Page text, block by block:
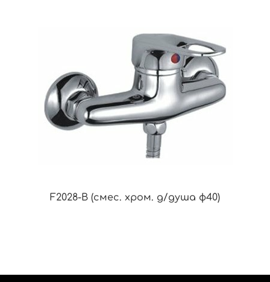
F2028-B (смес. хром. д/душа ф40)